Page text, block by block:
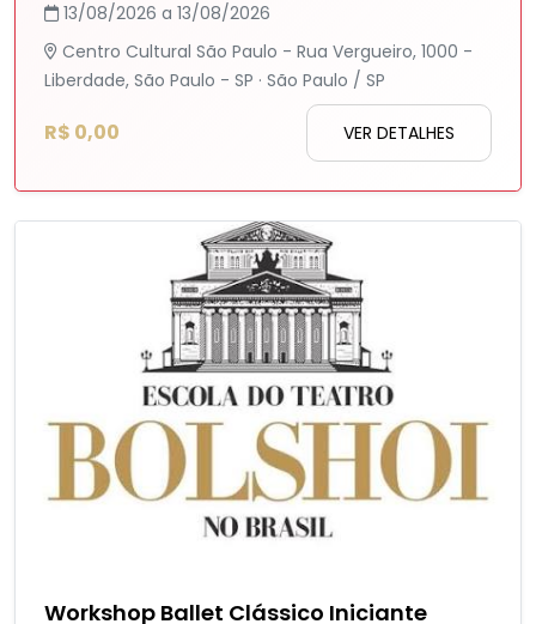
13/08/2026 a 13/08/2026
Centro Cultural São Paulo - Rua Vergueiro, 1000 -
Liberdade, São Paulo - SP · São Paulo / SP
R$ 0,00 VER DETALHES
Workshop Ballet Clássico Iniciante